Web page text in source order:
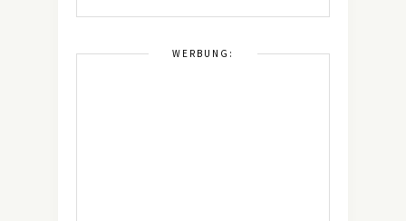
WERBUNG: